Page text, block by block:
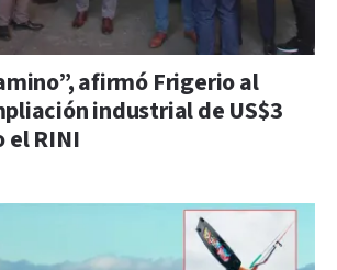
afirmó Frigerio al
industrial de US$3
el RINI